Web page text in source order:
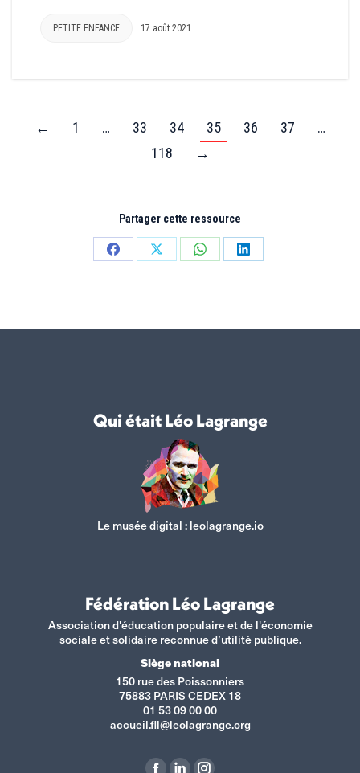
PETITE ENFANCE 17 août 2021
← 1 … 33 34 35 36 37
…
118
→
Partager cette ressource
PartagerPartagerPartagerPartager
Qui était Léo Lagrange
Le musée digital : leolagrange.io
Fédération Léo Lagrange
Association d'éducation populaire et de l'économie
sociale et solidaire reconnue d’utilité publique.
Siège national
150 rue des Poissonniers
75883 PARIS CEDEX 18
01 53 09 00 00
accueil.fll@leolagrange.org